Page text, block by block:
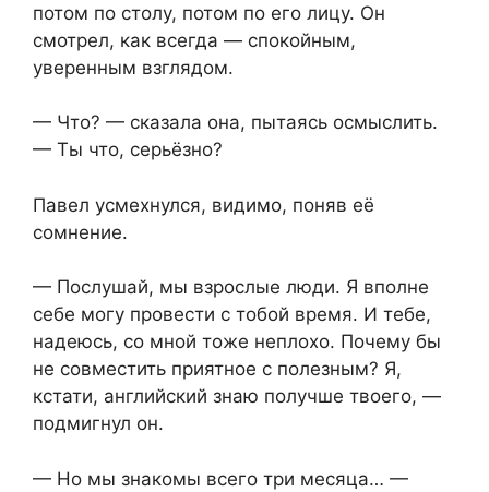
потом по столу, потом по его лицу. Он
смотрел, как всегда — спокойным,
уверенным взглядом.
— Что? — сказала она, пытаясь осмыслить.
— Ты что, серьёзно?
Павел усмехнулся, видимо, поняв её
сомнение.
— Послушай, мы взрослые люди. Я вполне
себе могу провести с тобой время. И тебе,
надеюсь, со мной тоже неплохо. Почему бы
не совместить приятное с полезным? Я,
кстати, английский знаю получше твоего, —
подмигнул он.
— Но мы знакомы всего три месяца… —